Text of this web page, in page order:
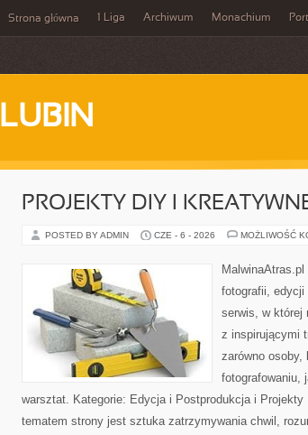
Strona główna 1 Liga Archiwum Monachium
LUBIN
PROJEKTY DIY I
POSTED BY ADMIN CZE - 6 - 2026 MOŻLIWOŚĆ
fotografii, edycji
serwis, w której
z inspirującymi
zarówno osoby,
fotografowaniu,
warsztat. Kategorie: Edycja i Postprodukcja i Projekty
tematem strony jest sztuka zatrzymywania chwil,